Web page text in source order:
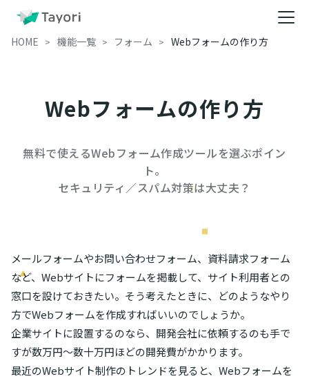
HOME 機能一覧 フォーム Webフォームの作り方
Webフォームの作り方
無料で使えるWebフォーム作成ツールを選ぶポイン
ト。
セキュリティ／スパム対策は大丈夫？
メールフォームやお問い合わせフォーム、資料請求フォーム
など、Webサイトにフォームを掲載して、サイト利用者との
窓口を設けておきたい――。そう考えたときに、どのようなやり
方でWebフォームを作成すればいいのでしょうか。
企業サイトに設置するのなら、開発会社に依頼するのも手で
すが数万円～数十万円ほどの開発費がかかります。
最近のWebサイト制作のトレンドを見ると、Webフォームを